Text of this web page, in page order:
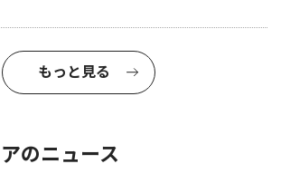
もっと見る
のニュース